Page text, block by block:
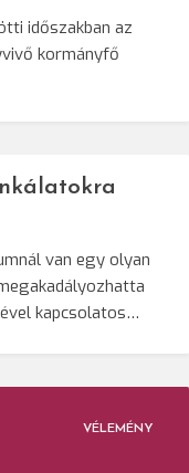
időszakban az
kormányfő
van egy olyan
kapcsolatos…
VÉLEMÉNY